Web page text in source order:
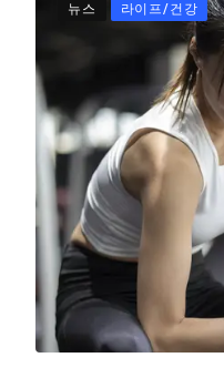
뉴스 라이프/건강